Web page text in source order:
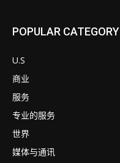
POPULAR CATEGORY
U.S
商业
服务
专业的服务
世界
媒体与通讯